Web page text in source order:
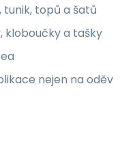
topů a šatů
kloboučky a tašky
nejen na oděv